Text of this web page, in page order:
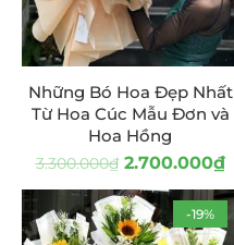
Những Bó Hoa Đẹp Nhất
Từ Hoa Cúc Mẫu Đơn và
Hoa Hồng
3.300.000₫ 2.700.000₫
-19%